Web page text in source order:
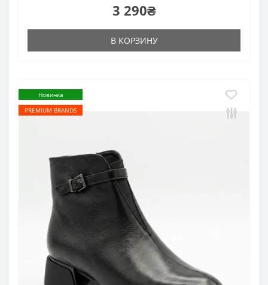
3 290₴
В КОРЗИНУ
Новинка
PREMIUM BRANDS